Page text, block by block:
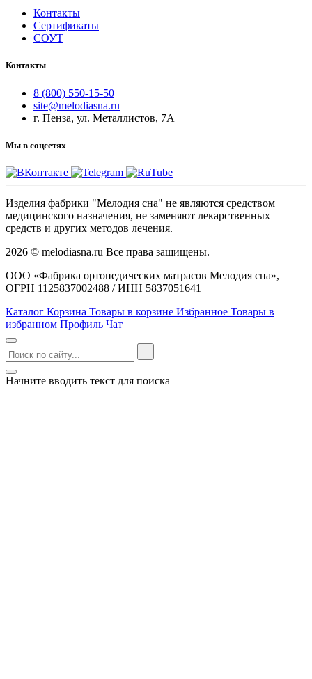
Контакты
Сертификаты
СОУТ
Контакты
8 (800) 550-15-50
site@melodiasna.ru
г. Пенза, ул. Металлистов, 7А
Мы в соцсетях
Изделия фабрики "Мелодия сна" не являются средством
медицинского назначения, не заменяют лекарственных
средств и других методов лечения.
2026 © melodiasna.ru Все права защищены.
ООО «Фабрика ортопедических матрасов Мелодия сна»,
ОГРН 1125837002488 / ИНН 5837051641
Каталог Корзина Товары в корзине Избранное Товары в
избранном Профиль Чат
Начните вводить текст для поиска